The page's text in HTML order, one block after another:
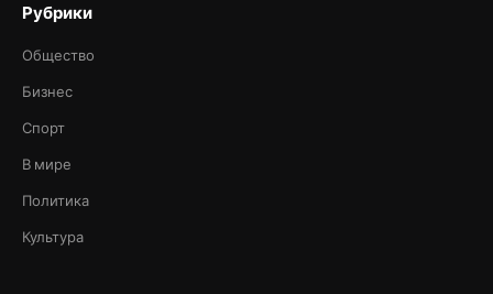
Рубрики
Общество
Бизнес
Спорт
В мире
Политика
Культура